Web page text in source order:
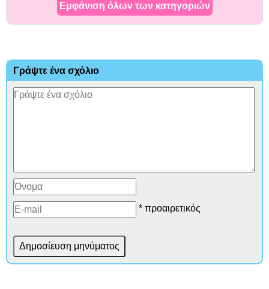
Εμφάνιση όλων των κατηγοριών
Γράψτε ένα σχόλιο
* προαιρετικός